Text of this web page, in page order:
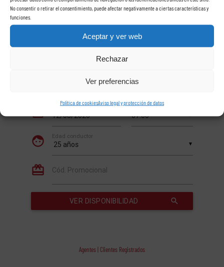
No consentir o retirar el consentimiento, puede afectar negativamente a ciertas características y
funciones.
Aceptar y ver web
Rechazar
Ver preferencias
Política de cookiesAviso legal y protección de datos
Agentes | Clientes Registrados